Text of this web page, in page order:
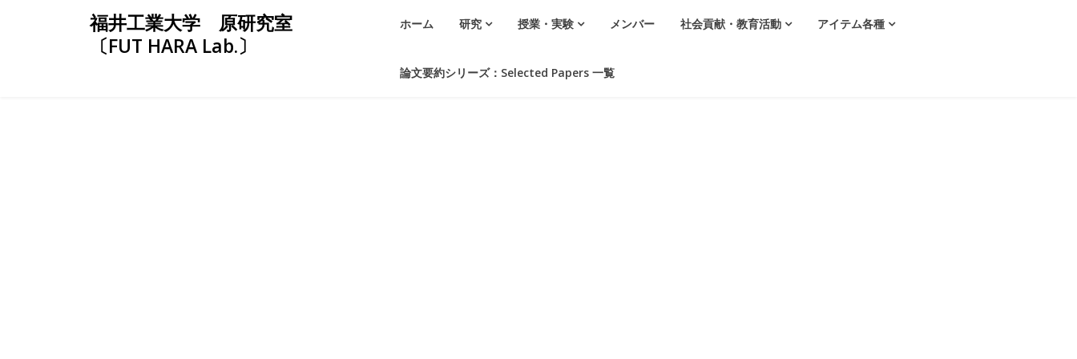
福井工業大学 原研究室
〔FUT HARA Lab.〕
ホーム 研究 授業・実験 メンバー 社会貢献・教育活動 アイテム各種
論文要約シリーズ：Selected Papers 一覧